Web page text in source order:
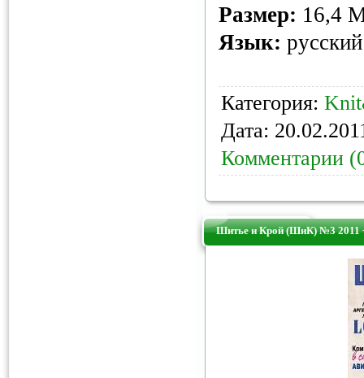
Размер: 16,4
Язык: русский
Категория:
Дата:
Комментарии
Шитье и Крой (ШиК) №3 2011